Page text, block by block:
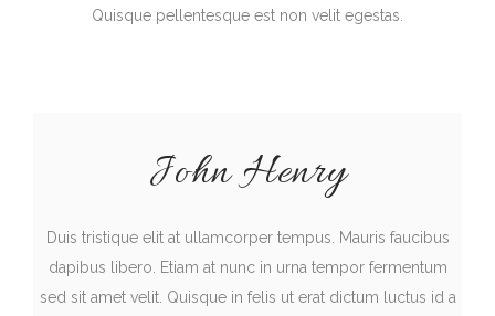
Quisque pellentesque est non velit egestas.
John Henry
Duis tristique elit at ullamcorper tempus. Mauris faucibus
dapibus libero. Etiam at nunc in urna tempor fermentum
sed sit amet velit. Quisque in felis ut erat dictum luctus id a